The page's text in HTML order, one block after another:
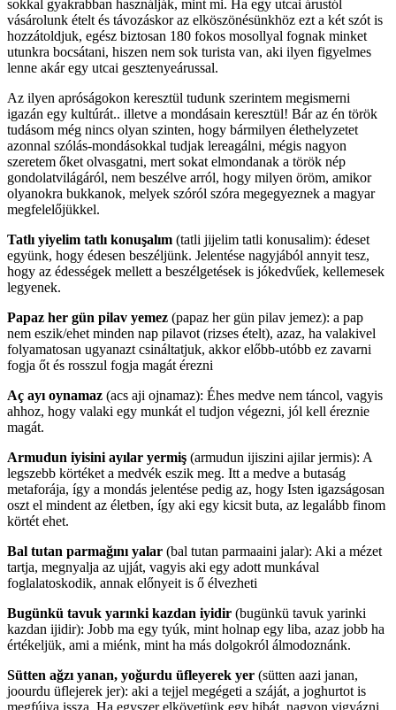
sokkal gyakrabban használják, mint mi. Ha egy utcai árustól
vásárolunk ételt és távozáskor az elköszönésünkhöz ezt a két szót is
hozzátoldjuk, egész biztosan 180 fokos mosollyal fognak minket
utunkra bocsátani, hiszen nem sok turista van, aki ilyen figyelmes
lenne akár egy utcai gesztenyeárussal.
Az ilyen apróságokon keresztül tudunk szerintem megismerni
igazán egy kultúrát.. illetve a mondásain keresztül! Bár az én török
tudásom még nincs olyan szinten, hogy bármilyen élethelyzetet
azonnal szólás-mondásokkal tudjak lereagálni, mégis nagyon
szeretem őket olvasgatni, mert sokat elmondanak a török nép
gondolatvilágáról, nem beszélve arról, hogy milyen öröm, amikor
olyanokra bukkanok, melyek szóról szóra megegyeznek a magyar
megfelelőjükkel.
Tatlı yiyelim tatlı konuşalım (tatli jijelim tatli konusalim): édeset
együnk, hogy édesen beszéljünk. Jelentése nagyjából annyit tesz,
hogy az édességek mellett a beszélgetések is jókedvűek, kellemesek
legyenek.
Papaz her gün pilav yemez (papaz her gün pilav jemez): a pap
nem eszik/ehet minden nap pilavot (rizses ételt), azaz, ha valakivel
folyamatosan ugyanazt csináltatjuk, akkor előbb-utóbb ez zavarni
fogja őt és rosszul fogja magát érezni
Aç ayı oynamaz (acs aji ojnamaz): Éhes medve nem táncol, vagyis
ahhoz, hogy valaki egy munkát el tudjon végezni, jól kell éreznie
magát.
Armudun iyisini ayılar yermiş (armudun ijiszini ajilar jermis): A
legszebb körtéket a medvék eszik meg. Itt a medve a butaság
metaforája, így a mondás jelentése pedig az, hogy Isten igazságosan
oszt el mindent az életben, így aki egy kicsit buta, az legalább finom
körtét ehet.
Bal tutan parmağını yalar (bal tutan parmaaini jalar): Aki a mézet
tartja, megnyalja az ujját, vagyis aki egy adott munkával
foglalatoskodik, annak előnyeit is ő élvezheti
Bugünkü tavuk yarınki kazdan iyidir (bugünkü tavuk yarinki
kazdan ijidir): Jobb ma egy tyúk, mint holnap egy liba, azaz jobb ha
értékeljük, ami a miénk, mint ha más dolgokról álmodoznánk.
Sütten ağzı yanan, yoğurdu üfleyerek yer (sütten aazi janan,
joourdu üflejerek jer): aki a tejjel megégeti a száját, a joghurtot is
megfújva issza. Ha egyszer elkövetünk egy hibát, nagyon vigyázni